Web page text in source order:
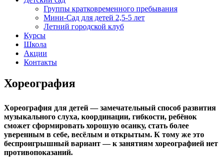
Группы кратковременного пребывания
Мини-Сад для детей 2,5-5 лет
Летний городской клуб
Курсы
Школа
Акции
Контакты
Хореография
Хореография для детей — замечательный способ развития
музыкального слуха, координации, гибкости, ребёнок
сможет сформировать хорошую осанку, стать более
уверенным в себе, весёлым и открытым. К тому же это
беспроигрышный вариант — к занятиям хореографией нет
противопоказаний.